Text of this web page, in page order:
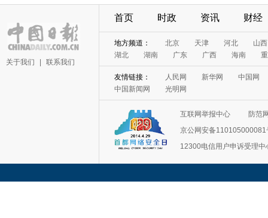
关于我们 联系我们
首页 时政 资讯 财经
地方频道： 北京 天津 河北
山西
湖北
湖南 广东 广西 海南
友情链接： 人民网 新华网
中国网
中国新闻网
光明网
互联网举报中心
防范
京公网安备110105000081
12300电信用户申诉受理中